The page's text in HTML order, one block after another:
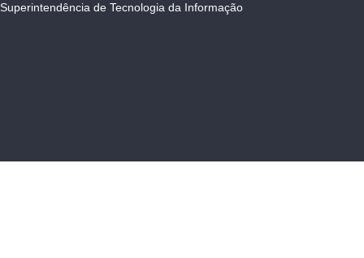
Superintendência de Tecnologia da Informação